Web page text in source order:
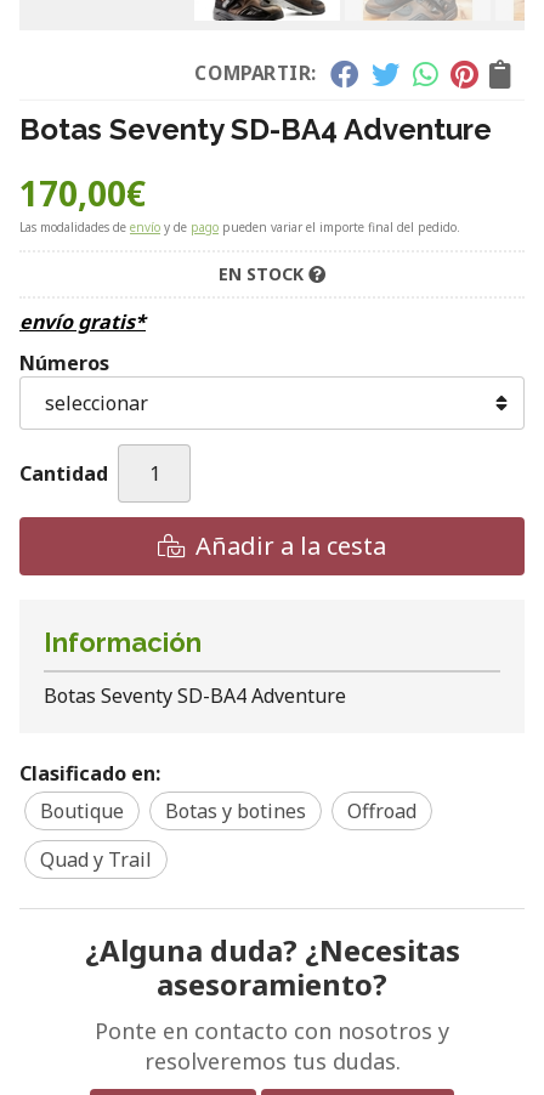
COMPARTIR:
Botas Seventy SD-BA4 Adventure
170,00€
Las modalidades de envío y de pago pueden variar el importe final del pedido.
EN STOCK
envío gratis*
Números
Cantidad
Añadir a la cesta
Información
Botas Seventy SD-BA4 Adventure
Clasificado en:
Boutique
Botas y botines
Offroad
Quad y Trail
¿Alguna duda? ¿Necesitas
asesoramiento?
Ponte en contacto con nosotros y
resolveremos tus dudas.